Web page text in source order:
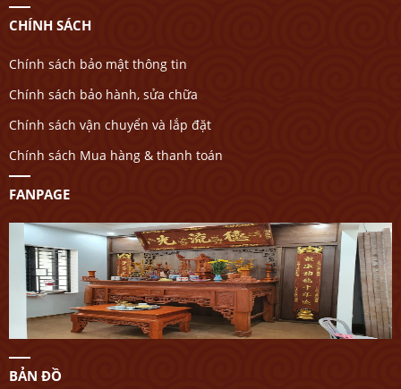
CHÍNH SÁCH
Chính sách bảo mật thông tin
Chính sách bảo hành, sửa chữa
Chính sách vận chuyển và lắp đặt
Chính sách Mua hàng & thanh toán
FANPAGE
BẢN ĐỒ